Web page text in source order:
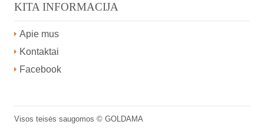
KITA INFORMACIJA
Apie mus
Kontaktai
Facebook
Visos teisės saugomos © GOLDAMA